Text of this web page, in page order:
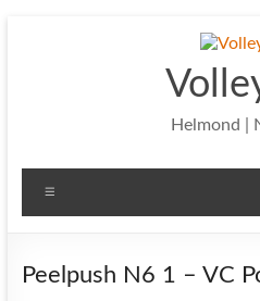
Helmond |
Peelpush N6 1 – VC